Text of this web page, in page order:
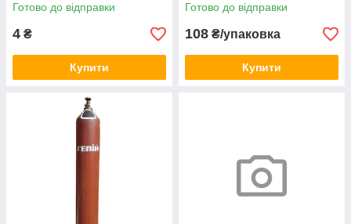
Готово до відправки
4 ₴
Купити
Готово до відправки
108 ₴/упаковка
Купити